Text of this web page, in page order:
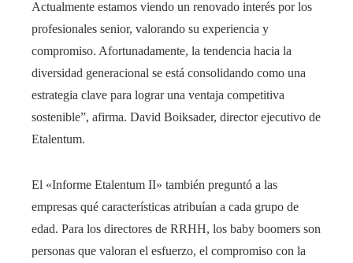
Actualmente estamos viendo un renovado interés por los
profesionales senior, valorando su experiencia y
compromiso. Afortunadamente, la tendencia hacia la
diversidad generacional se está consolidando como una
estrategia clave para lograr una ventaja competitiva
sostenible”, afirma. David Boiksader, director ejecutivo de
Etalentum.
El «Informe Etalentum II» también preguntó a las
empresas qué características atribuían a cada grupo de
edad. Para los directores de RRHH, los baby boomers son
personas que valoran el esfuerzo, el compromiso con la